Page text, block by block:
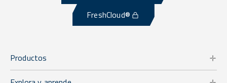
FreshCloud®
Productos